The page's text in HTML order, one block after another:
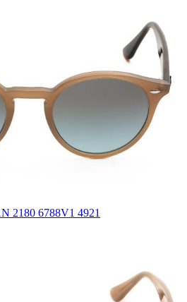
6788V1 4921